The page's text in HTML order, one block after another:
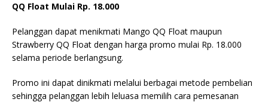
QQ Float Mulai Rp. 18.000
Pelanggan dapat menikmati Mango QQ Float maupun
Strawberry QQ Float dengan harga promo mulai Rp. 18.000
selama periode berlangsung.
Promo ini dapat dinikmati melalui berbagai metode pembelian
sehingga pelanggan lebih leluasa memilih cara pemesanan